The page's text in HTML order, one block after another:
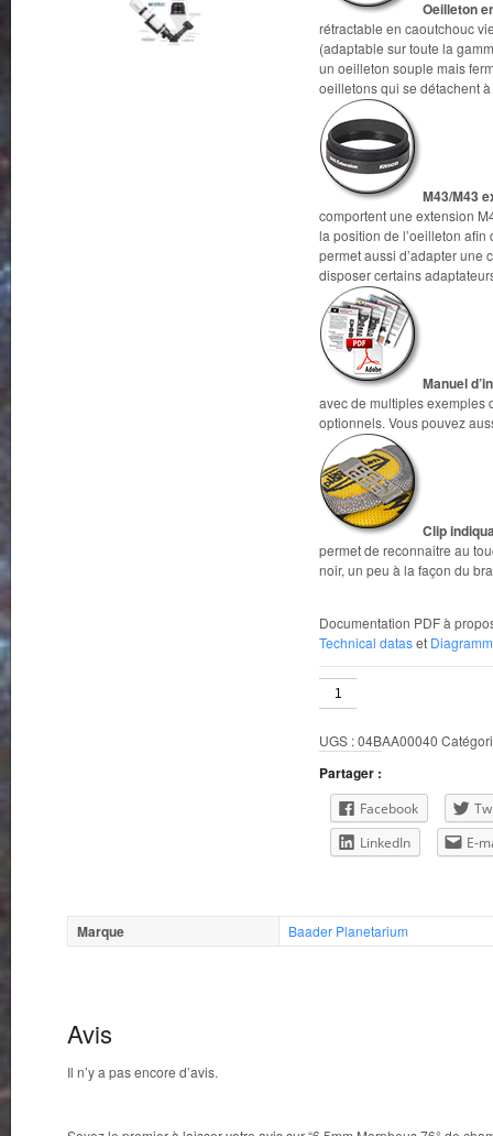
Oeilleton
rétractable en caoutchouc
(adaptable sur toute la
un oeilleton souple mais
oeilletons qui se détachent
M43/M43
comportent une extension
la position de l’oeilleton afin
permet aussi d’adapter une
disposer certains
Manuel
avec de multiples exemples
optionnels. Vous pouvez
Clip
permet de reconnaitre au
noir, un peu à la façon du
Documentation PDF à
Technical dataset
quantité
de
Morpheus
76°
champ
UGS :04BAA00040
Partager :
Facebook
LinkedIn
E-
Marque Baader Planetarium
Avis
Il n’y a pas encore d’avis.